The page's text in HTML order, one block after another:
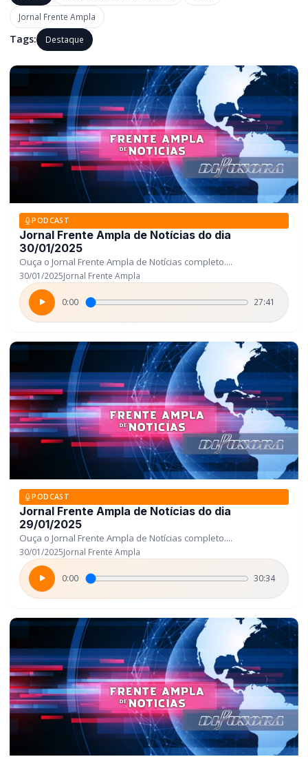
Jornal Frente Ampla
Tags: Destaque
PODCAST
Jornal Frente Ampla de Notícias do dia
30/01/2025
Ouça o Jornal Frente Ampla de Notícias completo....
30/01/2025Jornal Frente Ampla
0:00 27:41
PODCAST
Jornal Frente Ampla de Notícias do dia
29/01/2025
Ouça o Jornal Frente Ampla de Notícias completo....
30/01/2025Jornal Frente Ampla
0:00 30:34